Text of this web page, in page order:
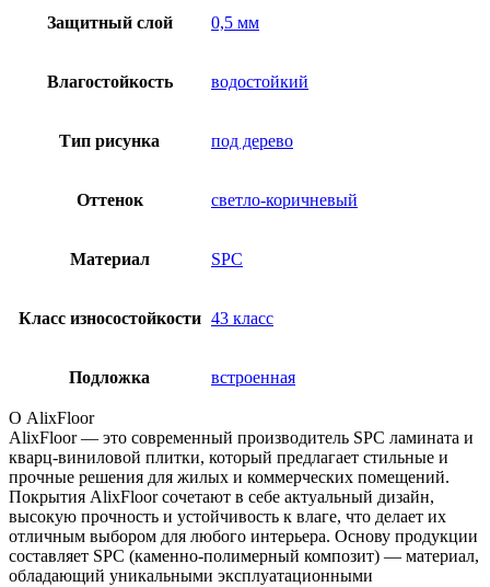
Защитный слой 0,5 мм
Влагостойкость водостойкий
Тип рисунка под дерево
Оттенок светло-коричневый
Материал SPC
Класс износостойкости 43 класс
Подложка встроенная
О AlixFloor
AlixFloor — это современный производитель SPC ламината и
кварц-виниловой плитки, который предлагает стильные и
прочные решения для жилых и коммерческих помещений.
Покрытия AlixFloor сочетают в себе актуальный дизайн,
высокую прочность и устойчивость к влаге, что делает их
отличным выбором для любого интерьера. Основу продукции
составляет SPC (каменно-полимерный композит) — материал,
обладающий уникальными эксплуатационными